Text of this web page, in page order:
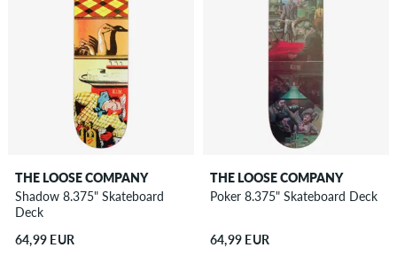
THE LOOSE COMPANY
Shadow 8.375" Skateboard
Deck
64,99 EUR
THE LOOSE COMPANY
Poker 8.375" Skateboard Deck
64,99 EUR